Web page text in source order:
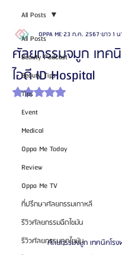
All Posts
Beauty Podcast
Beauty Tips
Tips
Event
Medical
Oppa Me Today
Review
Oppa Me TV
ที่ปรึกษาศัลยกรรมเกาหลี
รีวิวศัลยกรรมฉีดไขมัน
รีวิวศัลยกรรมดูดไขมัน
All Posts
ศัลยกรรมจมูก เทค
ไอดี ID Hospital
OPPA ME23 ก.ค. 2567 ยาว 1
ได้รับ NaN เต็ม 5 ดาว
ศัลยกรรมจมูก เทคนิคโร